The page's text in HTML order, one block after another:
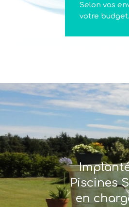
Selon vos
votre budget.
Piscines
en